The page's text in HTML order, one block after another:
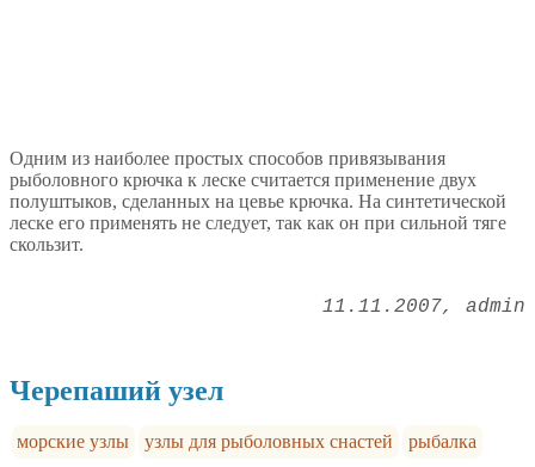
Одним из наиболее простых способов привязывания
рыболовного крючка к леске считается применение двух
полуштыков, сделанных на цевье крючка. На синтетической
леске его применять не следует, так как он при сильной тяге
скользит.
11.11.2007 admin
Черепаший узел
морские узлы узлы для рыболовных снастей рыбалка